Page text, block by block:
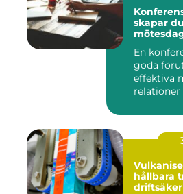
Konferens
skapar
En
goda
effektiva
relationer
Vulkanisering
hållbara